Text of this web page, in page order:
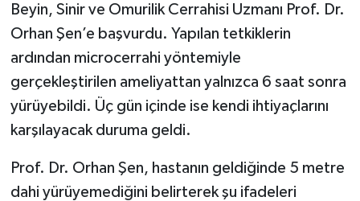
Beyin, Sinir ve Omurilik Cerrahisi Uzmanı Prof. Dr.
Orhan Şen’e başvurdu. Yapılan tetkiklerin
ardından microcerrahi yöntemiyle
gerçekleştirilen ameliyattan yalnızca 6 saat sonra
yürüyebildi. Üç gün içinde ise kendi ihtiyaçlarını
karşılayacak duruma geldi.
Prof. Dr. Orhan Şen, hastanın geldiğinde 5 metre
dahi yürüyemediğini belirterek şu ifadeleri